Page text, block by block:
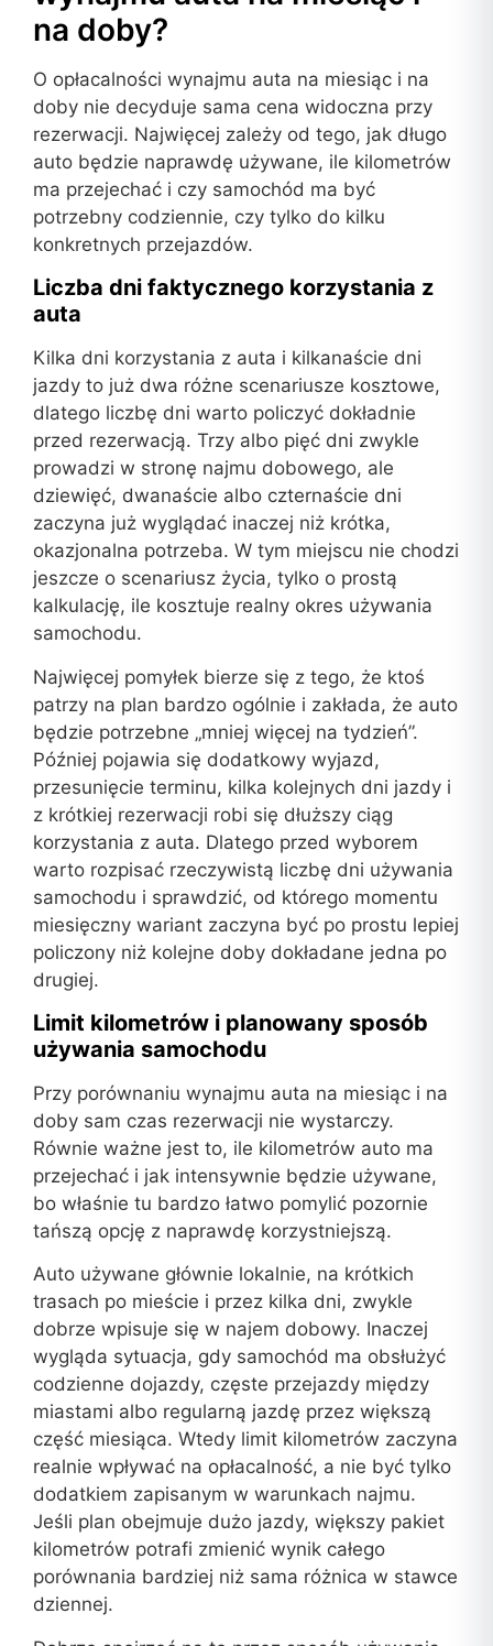
na doby?
O opłacalności wynajmu auta na miesiąc i na
doby nie decyduje sama cena widoczna przy
rezerwacji. Najwięcej zależy od tego, jak długo
auto będzie naprawdę używane, ile kilometrów
ma przejechać i czy samochód ma być
potrzebny codziennie, czy tylko do kilku
konkretnych przejazdów.
Liczba dni faktycznego korzystania z
auta
Kilka dni korzystania z auta i kilkanaście dni
jazdy to już dwa różne scenariusze kosztowe,
dlatego liczbę dni warto policzyć dokładnie
przed rezerwacją. Trzy albo pięć dni zwykle
prowadzi w stronę najmu dobowego, ale
dziewięć, dwanaście albo czternaście dni
zaczyna już wyglądać inaczej niż krótka,
okazjonalna potrzeba. W tym miejscu nie chodzi
jeszcze o scenariusz życia, tylko o prostą
kalkulację, ile kosztuje realny okres używania
samochodu.
Najwięcej pomyłek bierze się z tego, że ktoś
patrzy na plan bardzo ogólnie i zakłada, że auto
będzie potrzebne „mniej więcej na tydzień”.
Później pojawia się dodatkowy wyjazd,
przesunięcie terminu, kilka kolejnych dni jazdy i
z krótkiej rezerwacji robi się dłuższy ciąg
korzystania z auta. Dlatego przed wyborem
warto rozpisać rzeczywistą liczbę dni używania
samochodu i sprawdzić, od którego momentu
miesięczny wariant zaczyna być po prostu lepiej
policzony niż kolejne doby dokładane jedna po
drugiej.
Limit kilometrów i planowany sposób
używania samochodu
Przy porównaniu wynajmu auta na miesiąc i na
doby sam czas rezerwacji nie wystarczy.
Równie ważne jest to, ile kilometrów auto ma
przejechać i jak intensywnie będzie używane,
bo właśnie tu bardzo łatwo pomylić pozornie
tańszą opcję z naprawdę korzystniejszą.
Auto używane głównie lokalnie, na krótkich
trasach po mieście i przez kilka dni, zwykle
dobrze wpisuje się w najem dobowy. Inaczej
wygląda sytuacja, gdy samochód ma obsłużyć
codzienne dojazdy, częste przejazdy między
miastami albo regularną jazdę przez większą
część miesiąca. Wtedy limit kilometrów zaczyna
realnie wpływać na opłacalność, a nie być tylko
dodatkiem zapisanym w warunkach najmu.
Jeśli plan obejmuje dużo jazdy, większy pakiet
kilometrów potrafi zmienić wynik całego
porównania bardziej niż sama różnica w stawce
dziennej.